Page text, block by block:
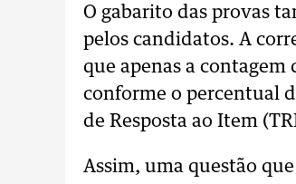
O gabarito das provas
pelos candidatos. A
que apenas a contagem
conforme o percentual
de Resposta ao Item
Assim, uma questão